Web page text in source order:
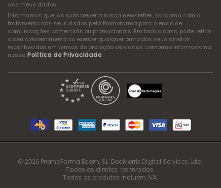
dos meus dados
Informamos que, ao subscrever a nossa newsletter, concorda com o
tratamento dos seus dados pela Promofarma para o envio de
comunicações comerciais ou promocionais. Em todo o caso, pode retirar
o seu consentimento ou exercer qualquer outro dos seus direitos
reconhecidos em termos de proteção de dados, conforme informado na
nossa Política de Privacidade.
© 2026 PromoFarma Ecom, SL. DocMorris Digital Services, Lda.
Todos os direitos reservados.
Todos os produtos incluem IVA.